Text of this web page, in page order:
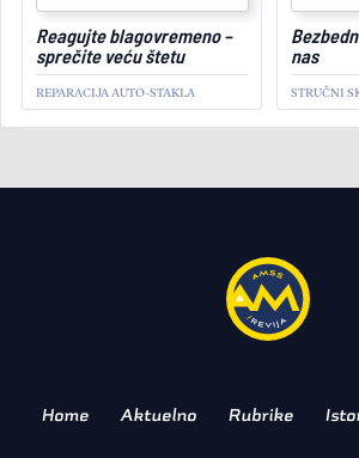
Reagujte blagovremeno –
sprečite veću štetu
REPARACIJA AUTO-STAKLA
nas
STRUČNI
kolekciju u Beograd
Home Aktuelno Rubrike